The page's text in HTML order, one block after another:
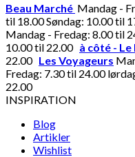
Beau Marché Mandag -
til 18.00 Søndag: 10.00 til
Mandag - Fredag: 8.00 til
10.00 til 22.00 à côté -
22.00 Les Voyageurs
Fredag: 7.30 til 24.00
22.00
INSPIRATION
Blog
Artikler
Wishlist